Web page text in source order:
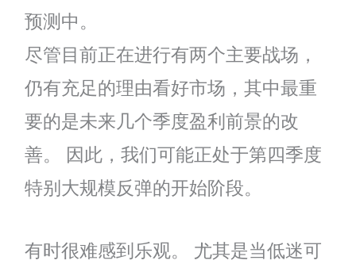
预测中。
尽管目前正在进行有两个主要战场，
仍有充足的理由看好市场，其中最重
要的是未来几个季度盈利前景的改
善。 因此，我们可能正处于第四季度
特别大规模反弹的开始阶段。
有时很难感到乐观。 尤其是当低迷可